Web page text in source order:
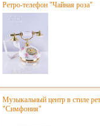
Ретро-телефон "Чайная роза"
Музыкальный центр в стиле
"Симфония"